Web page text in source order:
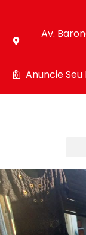
Av.
Anuncie